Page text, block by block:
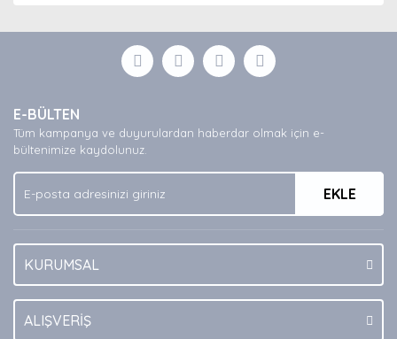
Yorum Yaz
formunu kullanarak tarafımıza iletebilirsiniz.
Görüş ve önerileriniz için teşekkür ederiz.
Ürün açıklamasında eksik bilgiler bulunuyor.
Ürün bilgilerinde hatalar bulunuyor.
Ürün fiyatı diğer sitelerden daha pahalı.
Bu ürüne benzer farklı alternatifler olmalı.
E-BÜLTEN
Tüm kampanya ve duyurulardan haberdar olmak için e-
bültenimize kaydolunuz.
EKLE
KURUMSAL
ALIŞVERİŞ